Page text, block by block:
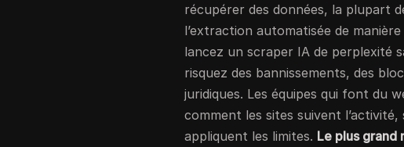
récupérer des données, la plupart
l’extraction automatisée de
lancez un scraper IA de perplexité
risquez des bannissements, des
juridiques. Les équipes qui font du
comment les sites suivent
appliquent les limites. Le plus grand